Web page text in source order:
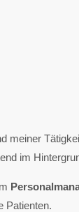
meiner
im
Patienten.